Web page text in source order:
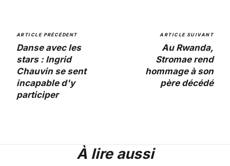
ARTICLE PRÉCÉDENT
Danse avec les
stars : Ingrid
Chauvin se sent
incapable d'y
participer
ARTICLE SUIVANT
Au Rwanda,
Stromae rend
hommage à son
père décédé
À lire aussi